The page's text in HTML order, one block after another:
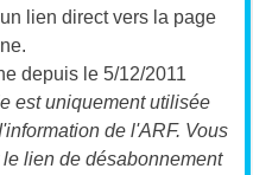
lien direct vers la page
depuis le 5/12/2011
est uniquement utilisée
de l'ARF. Vous
lien de désabonnement